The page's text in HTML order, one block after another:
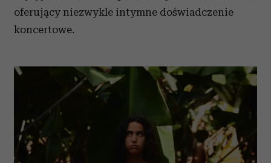
oferujący niezwykle intymne doświadczenie
koncertowe.